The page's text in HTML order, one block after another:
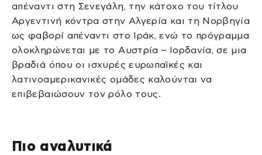
απέναντι στη Σενεγάλη, την κάτοχο του τίτλου
Αργεντινή κόντρα στην Αλγερία και τη Νορβηγία
ως φαβορί απέναντι στο Ιράκ, ενώ το πρόγραμμα
ολοκληρώνεται με το Αυστρία – Ιορδανία, σε μια
βραδιά όπου οι ισχυρές ευρωπαϊκές και
λατινοαμερικανικές ομάδες καλούνται να
επιβεβαιώσουν τον ρόλο τους.
Πιο αναλυτικά